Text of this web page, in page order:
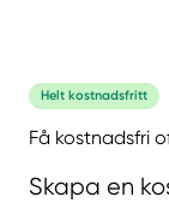
Helt kostnadsfritt
Få kostnadsfri
Skapa en